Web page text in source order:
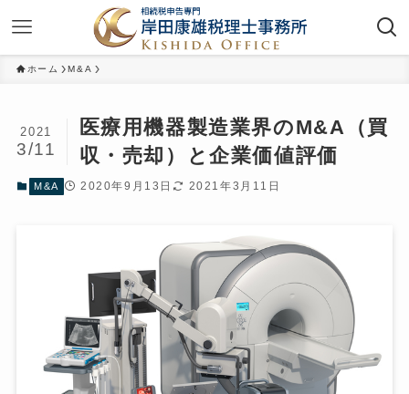
ホーム M&A
医療用機器製造業界のM&A（買
収・売却）と企業価値評価
2021
3/11
M&A 2020年9月13日 2021年3月11日